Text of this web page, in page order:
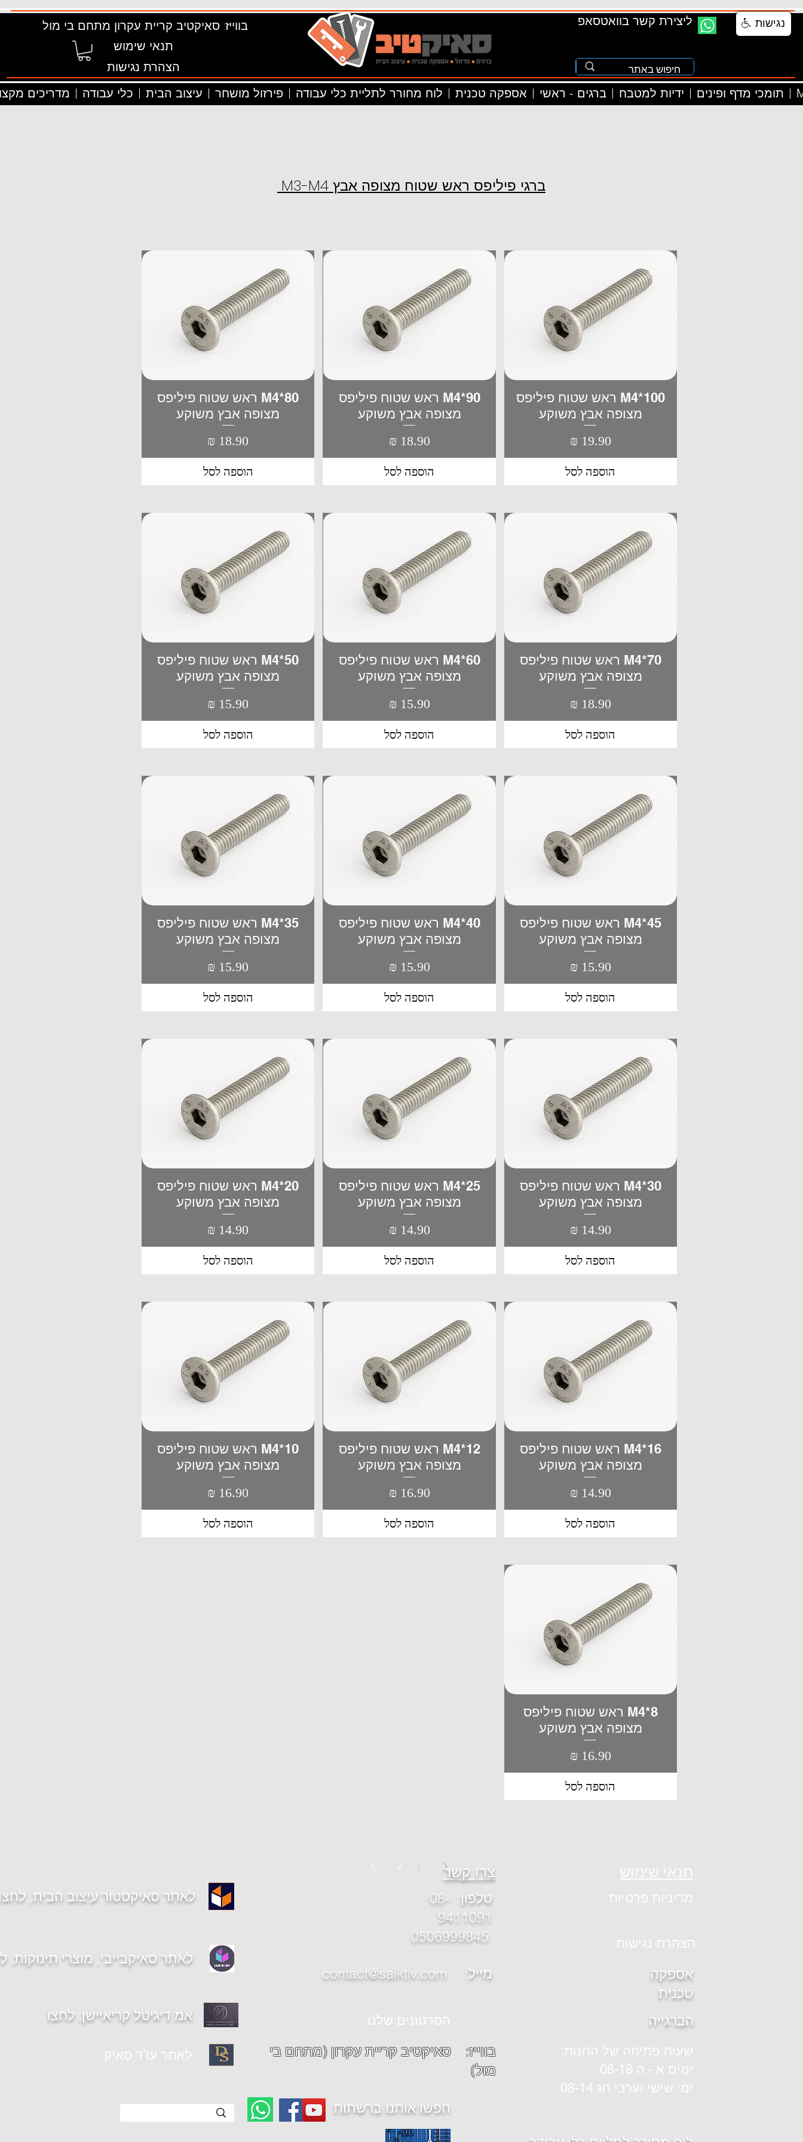
בווייז: סאיקטיב קריית עקרון מתחם בי מול
תנאי שימוש
הצהרת נגישות
ליצירת קשר בוואטסאפ
מדריכים כלי עבודה עיצוב הבית פירזול מושחר לוח מחורר לתליית כלי עבודה אספקה טכנית ברגים - ראשי ידיות למטבח תומכי מדף ופינים
M3-M4 ברגי פיליפס ראש שטוח מצופה אבץ
תצוגה מהירה
M4*100 ראש שטוח פיליפס
מצופה אבץ משוקע
מחיר
הוספה לסל
תצוגה מהירה
M4*90 ראש שטוח פיליפס
מצופה אבץ משוקע
מחיר
הוספה לסל
תצוגה מהירה
M4*80 ראש שטוח פיליפס
מצופה אבץ משוקע
מחיר
הוספה לסל
תצוגה מהירה
M4*70 ראש שטוח פיליפס
מצופה אבץ משוקע
מחיר
הוספה לסל
תצוגה מהירה
M4*60 ראש שטוח פיליפס
מצופה אבץ משוקע
מחיר
הוספה לסל
תצוגה מהירה
M4*50 ראש שטוח פיליפס
מצופה אבץ משוקע
מחיר
הוספה לסל
תצוגה מהירה
M4*45 ראש שטוח פיליפס
מצופה אבץ משוקע
מחיר
הוספה לסל
תצוגה מהירה
M4*40 ראש שטוח פיליפס
מצופה אבץ משוקע
מחיר
הוספה לסל
תצוגה מהירה
M4*35 ראש שטוח פיליפס
מצופה אבץ משוקע
מחיר
הוספה לסל
תצוגה מהירה
M4*30 ראש שטוח פיליפס
מצופה אבץ משוקע
מחיר
הוספה לסל
תצוגה מהירה
M4*25 ראש שטוח פיליפס
מצופה אבץ משוקע
מחיר
הוספה לסל
תצוגה מהירה
M4*20 ראש שטוח פיליפס
מצופה אבץ משוקע
מחיר
הוספה לסל
תצוגה מהירה
M4*16 ראש שטוח פיליפס
מצופה אבץ משוקע
מחיר
הוספה לסל
תצוגה מהירה
M4*12 ראש שטוח פיליפס
מצופה אבץ משוקע
מחיר
הוספה לסל
תצוגה מהירה
M4*10 ראש שטוח פיליפס
מצופה אבץ משוקע
מחיר
הוספה לסל
תצוגה מהירה
M4*8 ראש שטוח פיליפס
מצופה אבץ משוקע
מחיר
הוספה לסל
1
2 צרו קשר
לאתר סאיקסטור עיצוב הבית,
לאתר סאיקבייבי, מוצרי תינוקות,
אמ דיגיטל קריאיישן, לחצו
טלפון
: 08-
הסרטונים שלנו
תנאי שימוש
מדיניות פרטיות
הצהרת נגישות
אספקה
טכנית
הברגייה
לאתר עו"ד סאיק
מול)
חפשו אותנו ברשתות
שעות פתיחה של החנות:
ימים א - ה 08-18
ימי שישי וערבי חג 08-14
נגישות